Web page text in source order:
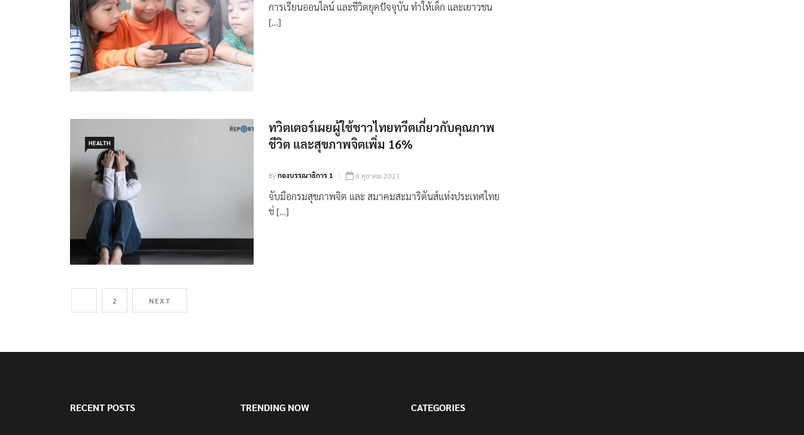
การเรียนออนไลน์ และชีวิตยุคปัจจุบัน ทำให้เด็ก และเยาวชน
[…]
HEALTH
ทวิตเตอร์เผยผู้ใช้ชาวไทยทวีตเกี่ยวกับคุณภาพ
ชีวิต และสุขภาพจิตเพิ่ม 16%
Byกองบรรณาธิการ 1 8 ตุลาคม 2021
จับมือกรมสุขภาพจิต และ สมาคมสะมาริตันส์แห่งประเทศไทย
ช่ […]
2 NEXT
RECENT POSTS TRENDING NOW CATEGORIES